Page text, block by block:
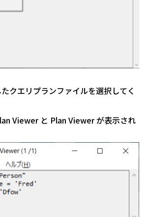
クエリプランファイルを選択してく
Viewer と Plan Viewer が表示され